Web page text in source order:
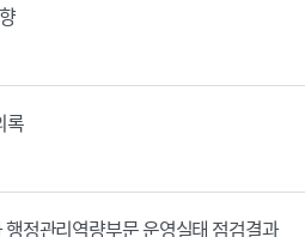
록
정관리역량부문 운영실태 점검결과